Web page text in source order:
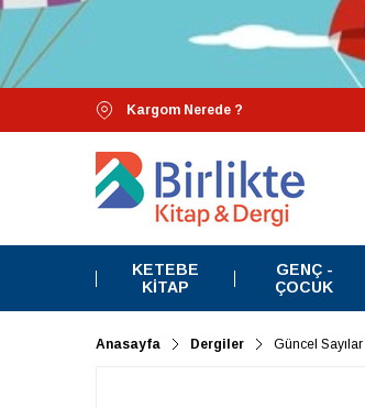
Kargom Nerede ?
KETEBE
KITAP
GENÇ -
ÇOCUK
Anasayfa Dergiler Güncel Sayılar